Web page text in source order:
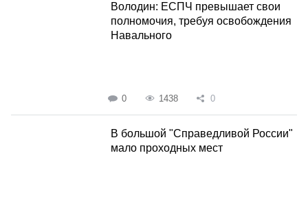
Володин: ЕСПЧ превышает свои
полномочия, требуя освобождения
Навального
0 1438 0
В большой "Справедливой России"
мало проходных мест